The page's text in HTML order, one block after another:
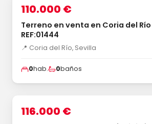
VENTA
110.000 €
Terreno en venta en Coria del Río
REF:01444
📍 Coria del Río, Sevilla
0hab. 0baños
VENTA
116.000 €